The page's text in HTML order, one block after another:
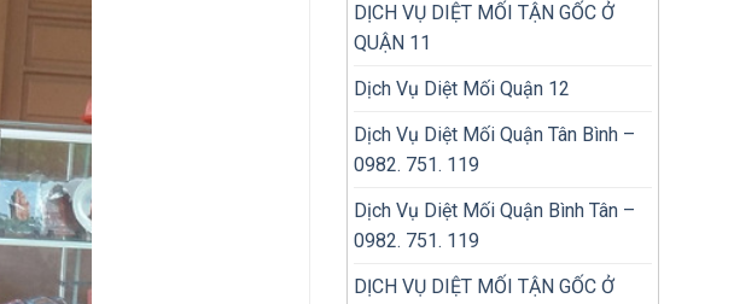
DỊCH VỤ DIỆT MỐI TẬN GỐC Ở
QUẬN 11
Dịch Vụ Diệt Mối Quận 12
Dịch Vụ Diệt Mối Quận Tân Bình –
0982. 751. 119
Dịch Vụ Diệt Mối Quận Bình Tân –
0982. 751. 119
DỊCH VỤ DIỆT MỐI TẬN GỐC Ở